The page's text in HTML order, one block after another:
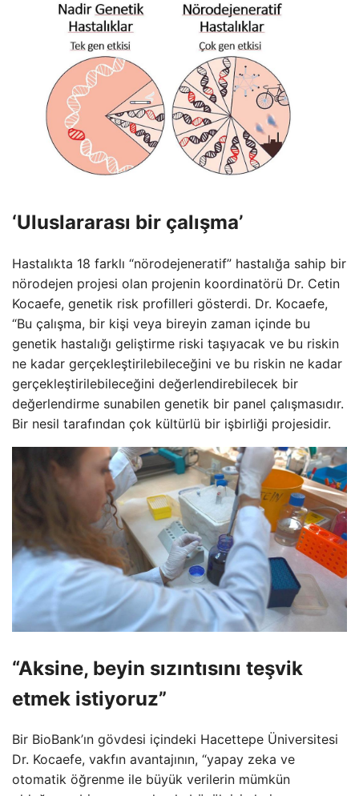
‘Uluslararası bir çalışma’
Hastalıkta 18 farklı “nörodejeneratif” hastalığa sahip bir
nörodejen projesi olan projenin koordinatörü Dr. Cetin
Kocaefe, genetik risk profilleri gösterdi. Dr. Kocaefe,
“Bu çalışma, bir kişi veya bireyin zaman içinde bu
genetik hastalığı geliştirme riski taşıyacak ve bu riskin
ne kadar gerçekleştirilebileceğini ve bu riskin ne kadar
gerçekleştirilebileceğini değerlendirebilecek bir
değerlendirme sunabilen genetik bir panel çalışmasıdır.
Bir nesil tarafından çok kültürlü bir işbirliği projesidir.
“Aksine, beyin sızıntısını teşvik
etmek istiyoruz”
Bir BioBank’ın gövdesi içindeki Hacettepe Üniversitesi
Dr. Kocaefe, vakfın avantajının, “yapay zeka ve
otomatik öğrenme ile büyük verilerin mümkün